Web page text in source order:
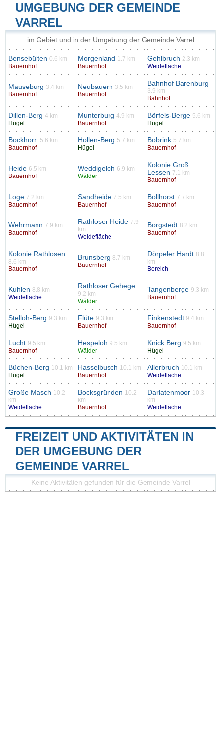
UMGEBUNG DER GEMEINDE
VARREL
im Gebiet und in der Umgebung der Gemeinde Varrel
Bensebülten 0.6 km
Bauernhof
Morgenland 1.7 km
Bauernhof
Gehlbruch 2.3 km
Weidefläche
Mauseburg 3.4 km
Bauernhof
Neubauern 3.5 km
Bauernhof
Bahnhof Barenburg
3.9 km
Bahnhof
Dillen-Berg 4 km
Hügel
Munterburg 4.9 km
Bauernhof
Börfels-Berge 5.6 km
Hügel
Bockhorn 5.6 km
Bauernhof
Hollen-Berg 5.7 km
Hügel
Bobrink 5.7 km
Bauernhof
Heide 6.5 km
Bauernhof
Weddigeloh 6.9 km
Wälder
Kolonie Groß
Lessen 7.1 km
Bauernhof
Loge 7.2 km
Bauernhof
Sandheide 7.5 km
Bauernhof
Bollhorst 7.7 km
Bauernhof
Wehrmann 7.9 km
Bauernhof
Rathloser Heide 7.9
km
Weidefläche
Borgstedt 8.2 km
Bauernhof
Kolonie Rathlosen
8.6 km
Bauernhof
Brunsberg 8.7 km
Bauernhof
Dörpeler Hardt 8.8
km
Bereich
Kuhlen 8.8 km
Weidefläche
Rathloser Gehege
9.2 km
Wälder
Tangenberge 9.3 km
Bauernhof
Stelloh-Berg 9.3 km
Hügel
Flüte 9.3 km
Bauernhof
Finkenstedt 9.4 km
Bauernhof
Lucht 9.5 km
Bauernhof
Hespeloh 9.5 km
Wälder
Knick Berg 9.5 km
Hügel
Büchen-Berg 10.1 km
Hügel
Hasselbusch 10.1 km
Bauernhof
Allerbruch 10.1 km
Weidefläche
Große Masch 10.2
km
Weidefläche
Bocksgründen 10.2
km
Bauernhof
Darlatenmoor 10.3
km
Weidefläche
FREIZEIT UND AKTIVITÄTEN IN
DER UMGEBUNG DER
GEMEINDE VARREL
Keine Aktivitäten gefunden für die Gemeinde Varrel